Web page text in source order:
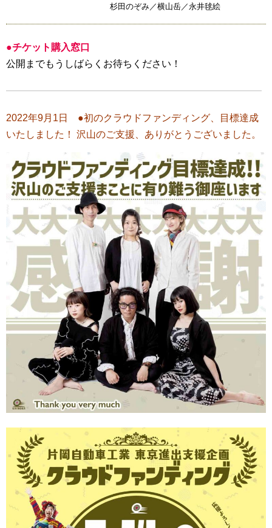
杉田のぞみ／横山岳／永井毬絵
●チケット購入窓口
公開までもうしばらくお待ちください！
2022年9月1日 ●初のクラウドファンディング、目標達成
いたしました！ 沢山のご支援、ありがとうございました。